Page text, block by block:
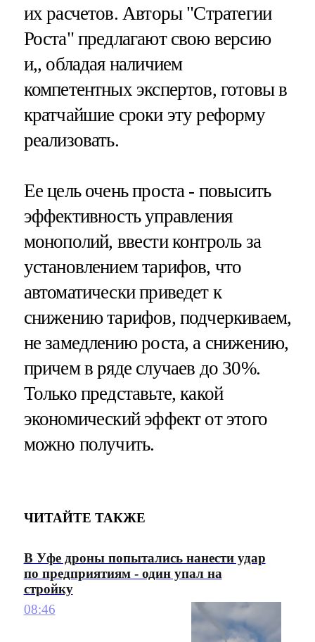
их расчетов. Авторы "Стратегии
Роста" предлагают свою версию
и,, обладая наличием
компетентных экспертов, готовы в
кратчайшие сроки эту реформу
реализовать.
Ее цель очень проста - повысить
эффективность управления
монополий, ввести контроль за
установлением тарифов, что
автоматически приведет к
снижению тарифов, подчеркиваем,
не замедлению роста, а снижению,
причем в ряде случаев до 30%.
Только представьте, какой
экономический эффект от этого
можно получить.
ЧИТАЙТЕ ТАКЖЕ
В Уфе дроны попытались нанести удар
по предприятиям - один упал на
стройку
08:46